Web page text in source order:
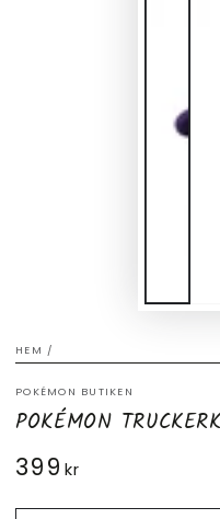
HEM /
POKÉMON BUTIKEN
POKÉMON
Ordinarie
399 kr